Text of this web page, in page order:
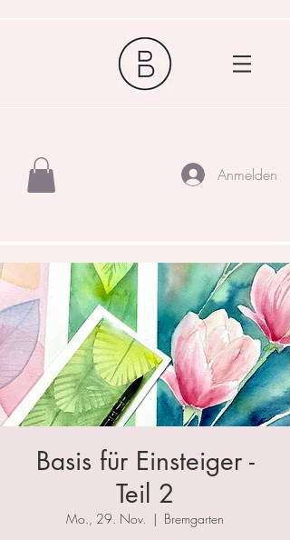
Anmelden
Basis für Einsteiger -
Teil 2
Mo., 29. Nov.
  |
Bremgarten